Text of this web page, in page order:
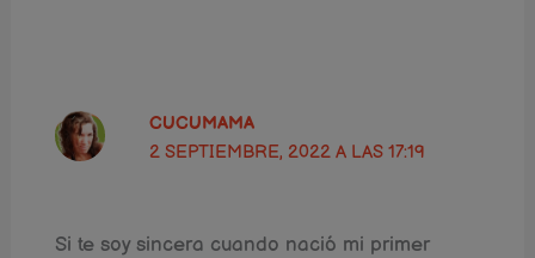
CUCUMAMA
2 SEPTIEMBRE, 2022 A LAS 17:19
Si te soy sincera cuando nació mi primer